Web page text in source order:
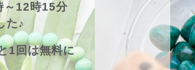
～12時15分
た♪
1回は無料に